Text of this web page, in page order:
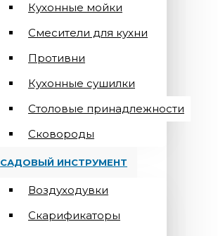
Кухонные мойки
Смесители для кухни
Противни
Кухонные сушилки
Столовые принадлежности
Сковороды
САДОВЫЙ ИНСТРУМЕНТ
Воздуходувки
Скарификаторы